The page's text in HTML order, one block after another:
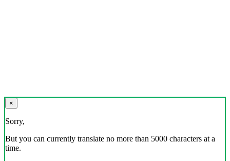
×
Sorry,
But you can currently translate no more than 5000 characters at a
time.